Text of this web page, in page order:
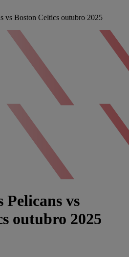
vs Boston Celtics outubro 2025
Pelicans vs
outubro 2025